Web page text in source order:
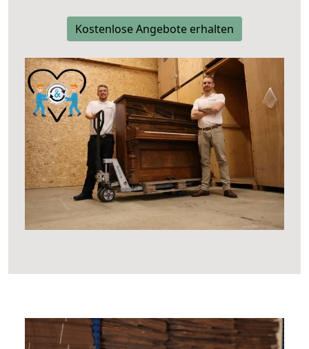
Kostenlose Angebote erhalten